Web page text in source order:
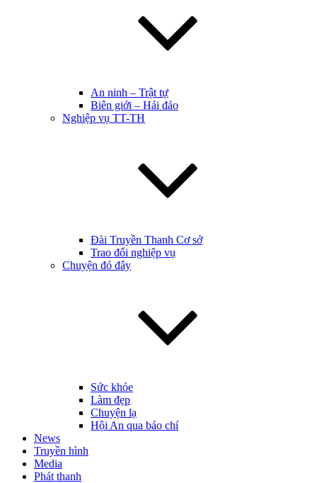
An ninh – Trật tự
Biên giới – Hải đảo
Nghiệp vụ TT-TH
Đài Truyền Thanh Cơ sở
Trao đổi nghiệp vụ
Chuyện đó đây
Sức khỏe
Làm đẹp
Chuyện lạ
Hội An qua báo chí
News
Truyền hình
Media
Phát thanh